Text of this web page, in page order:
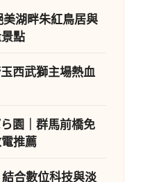
湖畔朱紅鳥居與
點
西武獅主場熱血
園｜群馬前橋免
推薦
合數位科技與淡